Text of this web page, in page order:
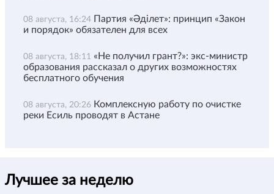
08 августа, 16:24 Партия «Әділет»: принцип «Закон
и порядок» обязателен для всех
08 августа, 18:11 «Не получил грант?»: экс-министр
образования рассказал о других возможностях
бесплатного обучения
08 августа, 20:26 Комплексную работу по очистке
реки Есиль проводят в Астане
Лучшее за неделю